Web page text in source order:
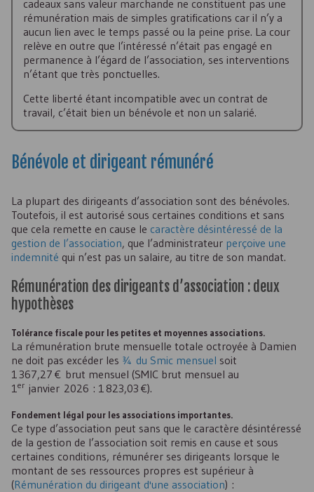
cadeaux sans valeur marchande ne constituent pas une
rémunération mais de simples gratifications car il n’y a
aucun lien avec le temps passé ou la peine prise. La cour
relève en outre que l’intéressé n’était pas engagé en
permanence à l’égard de l’association, ses interventions
n’étant que très ponctuelles.
Cette liberté étant incompatible avec un contrat de
travail, c’était bien un bénévole et non un salarié.
Bénévole et dirigeant rémunéré
La plupart des dirigeants d’association sont des bénévoles.
Toutefois, il est autorisé sous certaines conditions et sans
que cela remette en cause le caractère désintéressé de la
gestion de l’association, que l’administrateur perçoive une
indemnité qui n’est pas un salaire, au titre de son mandat.
Rémunération des dirigeants d’association : deux
hypothèses
Tolérance fiscale pour les petites et moyennes associations.
La rémunération brute mensuelle totale octroyée à Damien
ne doit pas excéder les ¾ du Smic mensuel soit
1 367,27 € brut mensuel (SMIC brut mensuel au
1er janvier 2026 : 1 823,03 €).
Fondement légal pour les associations importantes.
Ce type d’association peut sans que le caractère désintéressé
de la gestion de l’association soit remis en cause et sous
certaines conditions, rémunérer ses dirigeants lorsque le
montant de ses ressources propres est supérieur à
(Rémunération du dirigeant d'une association) :